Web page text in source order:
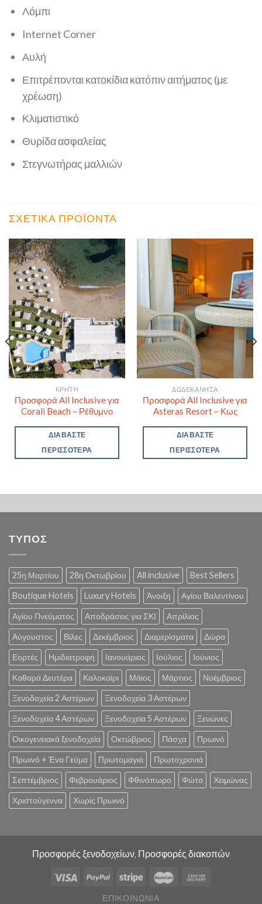
Λόμπι
Internet Corner
Αυλή
Επιτρέπονται κατοκίδια κατόπιν αιτήματος (με
χρέωση)
Κλιματιστικό
Θυρίδα ασφαλείας
Στεγνωτήρας μαλλιών
ΣΧΕΤΙΚΆ ΠΡΟΪΌΝΤΑ
ΚΡΉΤΗ
Προσφορά All Inclusive για
Corali Beach – Ρέθυμνο
ΔΙΑΒΆΣΤΕ
ΠΕΡΙΣΣΌΤΕΡΑ
ΔΩΔΕΚΆΝΗΣΑ
Προσφορά All Inclusive για
Asteras Resort – Κως
ΔΙΑΒΆΣΤΕ
ΠΕΡΙΣΣΌΤΕΡΑ
ΤΥΠΟΣ
25η Μαρτίου 28η Οκτωβρίου All inclusive Best Sellers
Boutique Hotels Luxury Hotels Άνοιξη Αγίου Βαλεντίνου
Αγίου Πνεύματος Αποδράσεις για ΣΚΙ Απρίλιος
Αύγουστος Βίλες Δεκέμβριος Διαμερίσματα Δώρα
Εορτές Ημιδιατροφή Ιανουάριος Ιούλιος Ιούνιος
Καθαρά Δευτέρα Καλοκαίρι Μάιος Μάρτιος Νοέμβριος
Ξενοδοχεία 2 Αστέρων Ξενοδοχεία 3 Αστέρων
Ξενοδοχεία 4 Αστέρων Ξενοδοχεία 5 Αστέρων Ξενώνες
Οικογενειακά ξενοδοχεία Οκτώβριος Πάσχα Πρωινό
Πρωινό + Ένα Γεύμα Πρωτομαγιά Πρωτοχρονιά
Σεπτέμβριος Φεβρουάριος Φθινόπωρο Φώτα Χειμώνας
Χριστούγεννα Χωρίς Πρωινό
Προσφορές ξενοδοχείων, Προσφορές διακοπών
ΕΠΙΚΟΙΝΩΝΊΑ